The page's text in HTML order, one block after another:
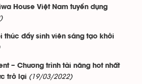
House Việt Nam tuyển dụng
thúc đẩy sinh viên sáng tạo khởi
– Chương trình tài năng hot nhất
trở lại (19/03/2022)